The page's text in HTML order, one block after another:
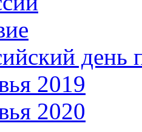
день
2019
2020